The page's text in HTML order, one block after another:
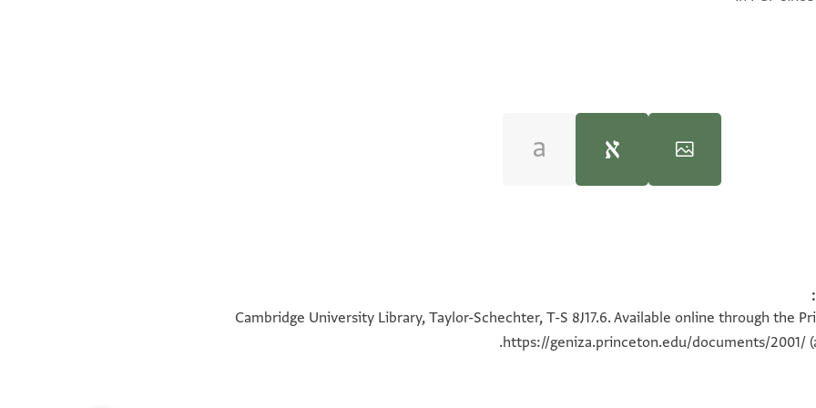
100%
נבתויא
Cambridge University Library, Taylor-Schechter, T-S 8J17.6. Available online through the
https://geniza.princeton.edu/documents/2001/